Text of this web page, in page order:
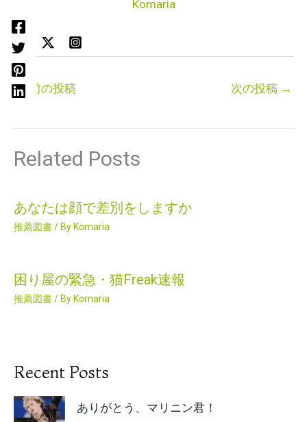
Komaria
← 前の投稿 次の投稿 →
Related Posts
あなたは顔で差別をしますか
推薦図書/ ByKomaria
困り屋の緊急・猫Freak速報
推薦図書/ ByKomaria
Recent Posts
ありがとう、マリニン君！